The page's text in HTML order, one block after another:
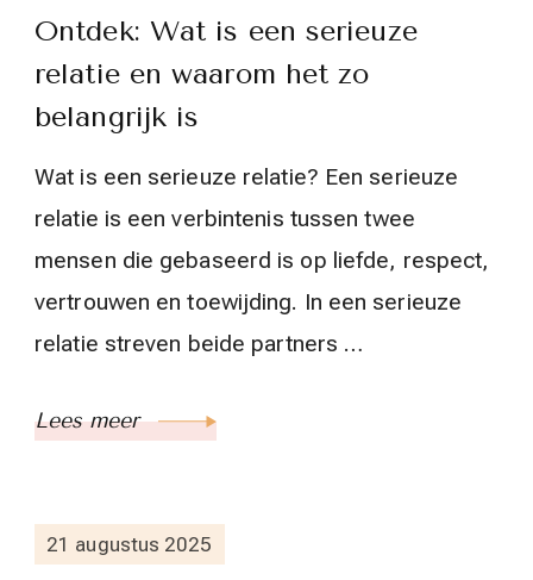
Ontdek: Wat is een serieuze
relatie en waarom het zo
belangrijk is
Wat is een serieuze relatie? Een serieuze
relatie is een verbintenis tussen twee
mensen die gebaseerd is op liefde, respect,
vertrouwen en toewijding. In een serieuze
relatie streven beide partners …
Lees meer
21 augustus 2025